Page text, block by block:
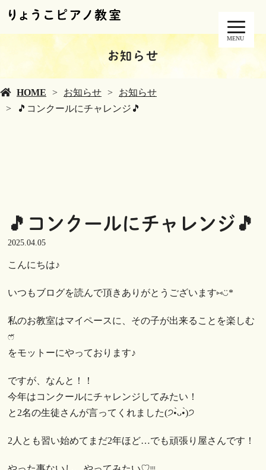
MENU
お知らせ
HOME お知らせ
お知らせ
🎵コンクールにチャレンジ🎵
🎵コンクールにチャレンジ🎵
2025.04.05
こんにちは♪
いつもブログを読んで頂きありがとうございます⑅︎◡̈︎*
私のお教室はマイペースに、その子が出来ることを楽しむ
ෆ̈
をモットーにやっております♪
ですが、なんと！！
今年はコンクールにチャレンジしてみたい！
と2名の生徒さんが言ってくれました(੭•̀ᴗ•̀)੭
2人とも習い始めてまだ2年ほど…でも頑張り屋さんです！